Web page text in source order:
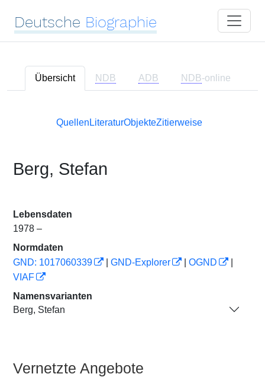
Deutsche Biographie
Übersicht NDB ADB NDB-online
Quellen LiteraturObjekteZitierweise
Berg, Stefan
Lebensdaten
1978 –
Normdaten
GND: 1017060339
GND-Explorer OGND
VIAF
Namensvarianten
Berg, Stefan
Vernetzte Angebote